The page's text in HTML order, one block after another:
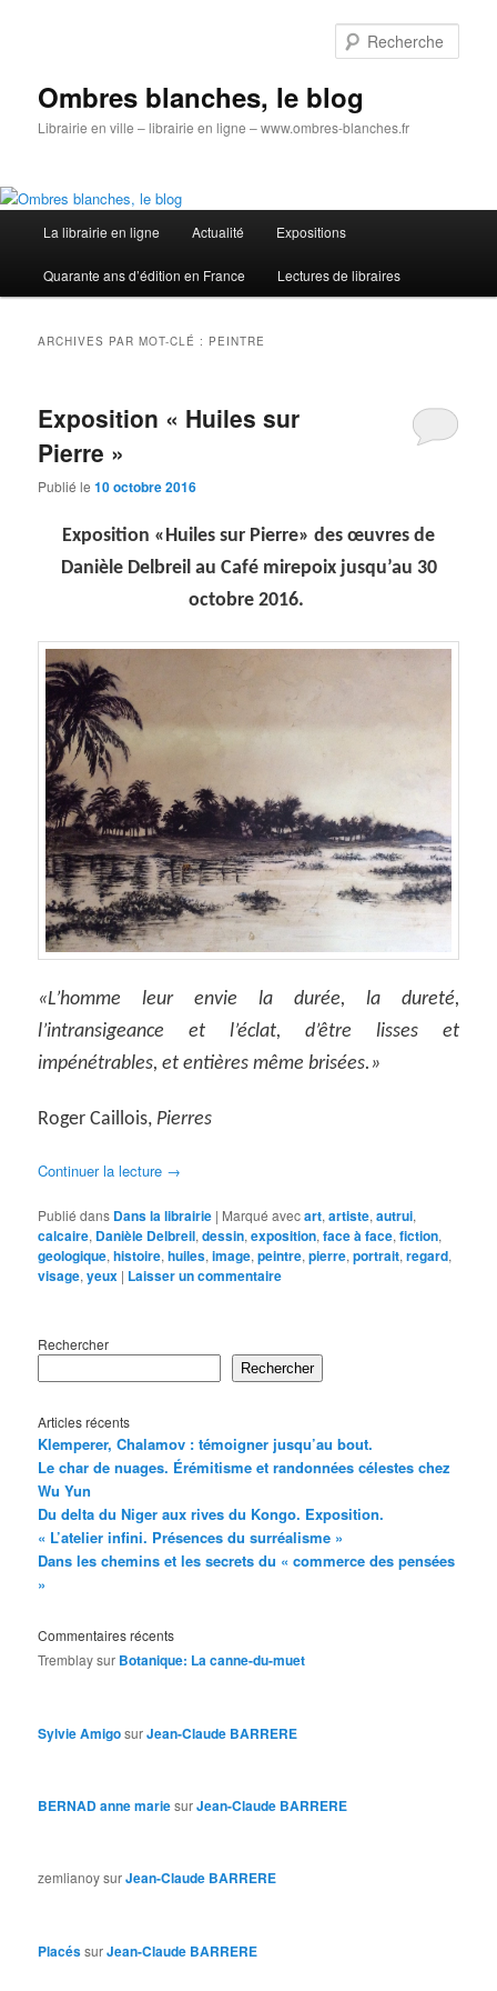
Ombres blanches, le blog
Librairie en ville – librairie en ligne – www.ombres-blanches.fr
principal
La librairie en ligne Actualité Expositions
Quarante ans d’édition en France Lectures de libraires
ARCHIVES PAR MOT-CLÉ : PEINTRE
Exposition « Huiles sur
Pierre »
Publié le10 octobre 2016
Exposition «Huiles sur Pierre» des œuvres de
Danièle Delbreil au Café mirepoix jusqu’au 30
octobre 2016.
«L’homme leur envie la durée, la dureté,
l’intransigeance et l’éclat, d’être lisses et
impénétrables, et entières même brisées.»
Roger Caillois, Pierres
Continuer la lecture →
Publié dans Dans la librairie | Marqué avecart,artiste,autrui,
calcaire, Danièle Delbreil,dessin,exposition,face à face,fiction,
geologique,histoire,huiles,image,peintre,pierre,portrait,regard,
visage,yeux | Laisser un commentaire
Rechercher
Rechercher
Articles récents
Klemperer, Chalamov : témoigner jusqu’au bout.
Le char de nuages. Érémitisme et randonnées célestes chez
Wu Yun
Du delta du Niger aux rives du Kongo. Exposition.
« L’atelier infini. Présences du surréalisme »
Dans les chemins et les secrets du « commerce des pensées
»
Commentaires récents
Tremblaysur Botanique: La canne-du-muet
Sylvie AmigosurJean-Claude BARRERE
BERNAD anne mariesurJean-Claude BARRERE
zemlianoysurJean-Claude BARRERE
PlacéssurJean-Claude BARRERE